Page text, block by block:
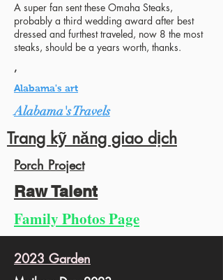
A super fan sent these Omaha Steaks,
probably a third wedding award after best
dressed and furthest traveled, now 8 the most
steaks, should be a years worth, thanks.
,
Alabama's art
Alabama's Travels
Trang kỹ năng giao dịch
Porch Project
Raw Talent
Family Photos Page
2023 Garden